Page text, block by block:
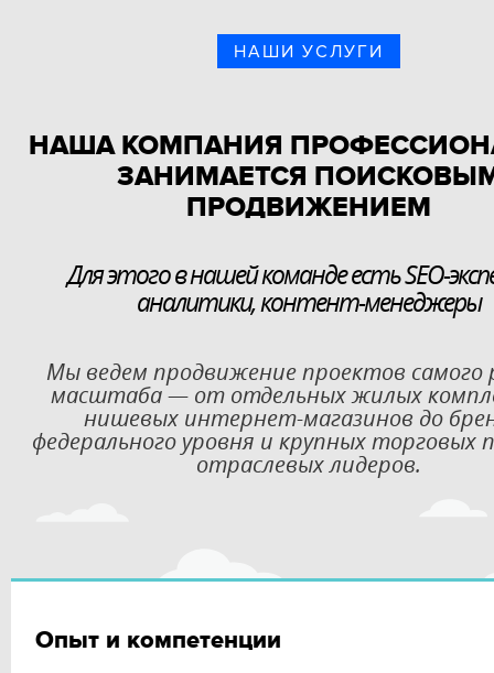
НАШИ УСЛУГИ
НАША КОМПАНИЯ
ЗАНИМАЕТСЯ
ПРОДВИЖЕНИЕМ
Для этого в нашей команде естьSEO-
аналитики, контент-менеджеры
Мы ведем продвижение проектов самого
масштаба — от отдельных жилых
нишевых интернет-магазинов до
федерального уровня и крупных торговых
отраслевых лидеров.
Опыт и компетенции